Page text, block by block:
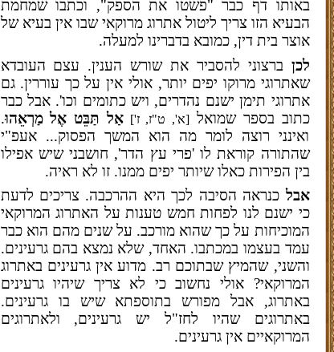
באותו דף כבר "פשטו את הספק", וכתבו שמחמת
הבעיא הזו צריך ליטול אתרוג מרוקאי שבו אין בעיא של
אוצר בית דין, כמובא בדברינו למעלה.
לכן ברצוני להסביר את שורש הענין. עצם העובדא
שאתרוגי מרוקו יפים יותר, אולי אין על כך עוררין. גם
אתרוגי תימן ישנם נהדרים, ויש כתומים וכו'. אבל כבר
כתוב בספר שמואל [א', ט"ז, ז']אַל תַּבֵּט אֶל מַרְאֵהוּ.
ואינני רוצה לומר מה הוא המשך הפסוק... אעפ"י
שהתורה קוראת לו 'פרי עץ הדר', חושבני שיש אפילו
בין הפירות כאלו שיותר יפים ממנו. זו לא ראיה.
אבל כנראה הסיבה לכך היא ההרכבה. צריכים לדעת
כי ישנם לנו לפחות חמש טענות על האתרוג המרוקאי
המוכיחות על כך שהוא מורכב. על שנים מהם הוא כבר
עמד בעצמו במכתבו. האחד, שלא נמצא בהם גרעינים.
והשני, שהמיץ שבתוכם רב. מדוע אין גרעינים באתרוג
המרוקאי? אולי נחשוב כי לא צריך שיהיו גרעינים
באתרוג, אבל מפורש בתוספתא
שיש בו גרעינים.
באתרוגים שהיו לחז"ל יש גרעינים, ולאתרוגים
המרוקאיים אין גרעינים.